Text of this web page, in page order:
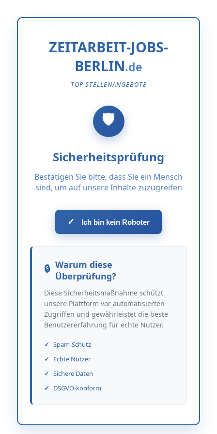
ZEITARBEIT-JOBS-
BERLIN
TOP STELLENANGEBOTE
Sicherheitsprüfung
Bestätigen Sie bitte, dass Sie ein Mensch
sind, um auf unsere Inhalte zuzugreifen
✓ Ich bin kein Roboter
Warum diese
Überprüfung?
Diese Sicherheitsmaßnahme schützt
unsere Plattform vor automatisierten
Zugriffen und gewährleistet die beste
Benutzererfahrung für echte Nutzer.
Spam-Schutz
Echte Nutzer
Sichere Daten
DSGVO-konform